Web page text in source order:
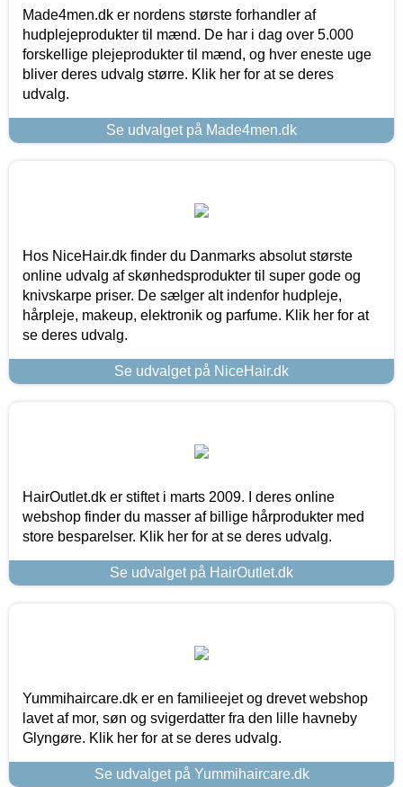
Made4men.dk er nordens største forhandler af
hudplejeprodukter til mænd. De har i dag over 5.000
forskellige plejeprodukter til mænd, og hver eneste uge
bliver deres udvalg større. Klik her for at se deres
udvalg.
Se udvalget på Made4men.dk
Hos NiceHair.dk finder du Danmarks absolut største
online udvalg af skønhedsprodukter til super gode og
knivskarpe priser. De sælger alt indenfor hudpleje,
hårpleje, makeup, elektronik og parfume. Klik her for at
se deres udvalg.
Se udvalget på NiceHair.dk
HairOutlet.dk er stiftet i marts 2009. I deres online
webshop finder du masser af billige hårprodukter med
store besparelser. Klik her for at se deres udvalg.
Se udvalget på HairOutlet.dk
Yummihaircare.dk er en familieejet og drevet webshop
lavet af mor, søn og svigerdatter fra den lille havneby
Glyngøre. Klik her for at se deres udvalg.
Se udvalget på Yummihaircare.dk